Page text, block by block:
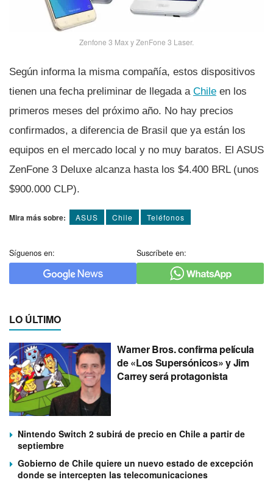
Zenfone 3 Max y ZenFone 3 Laser.
Según informa la misma compañí­a, estos dispositivos
tienen una fecha preliminar de llegada a Chile en los
primeros meses del próximo año. No hay precios
confirmados, a diferencia de Brasil que ya están los
equipos en el mercado local y no muy baratos. El ASUS
ZenFone 3 Deluxe alcanza hasta los $4.400 BRL (unos
$900.000 CLP).
Mira más sobre: ASUS Chile Teléfonos
Síguenos en: Suscríbete en:
LO ÚLTIMO
Warner Bros. confirma película
de «Los Supersónicos» y Jim
Carrey será protagonista
Nintendo Switch 2 subirá de precio en Chile a partir de
septiembre
Gobierno de Chile quiere un nuevo estado de excepción
donde se intercepten las telecomunicaciones